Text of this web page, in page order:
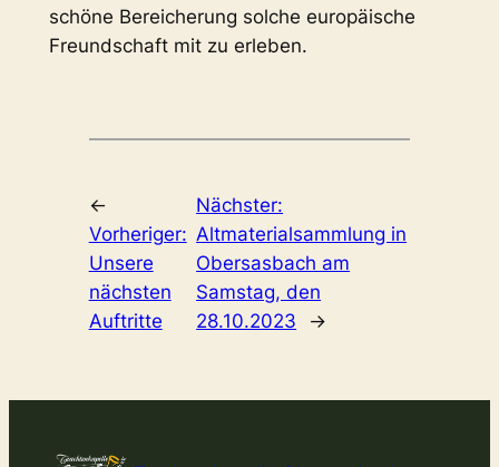
schöne Bereicherung solche europäische
Freundschaft mit zu erleben.
←
Vorheriger:
Unsere
nächsten
Auftritte
Nächster:
Altmaterialsammlung in
Obersasbach am
Samstag, den
28.10.2023
→